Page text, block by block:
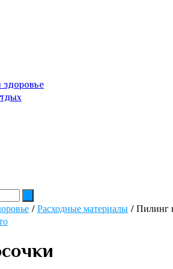
здоровье
/Расходные материалы / Пилинг